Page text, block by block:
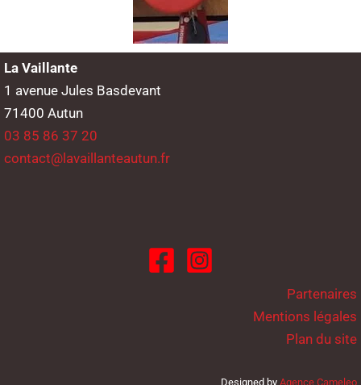
La Vaillante
1 avenue Jules Basdevant
71400 Autun
03 85 86 37 20
contact@lavaillanteautun.fr
Partenaires
Mentions légales
Plan du site
Designed by Agence Cameleo